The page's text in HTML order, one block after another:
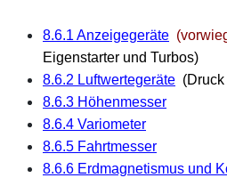
8.6.1 Anzeigegeräte
Eigenstarter und Turbos)
8.6.2 Luftwertegeräte
8.6.3 Höhenmesser
8.6.4 Variometer
8.6.5 Fahrtmesser
8.6.6 Erdmagnetismus und